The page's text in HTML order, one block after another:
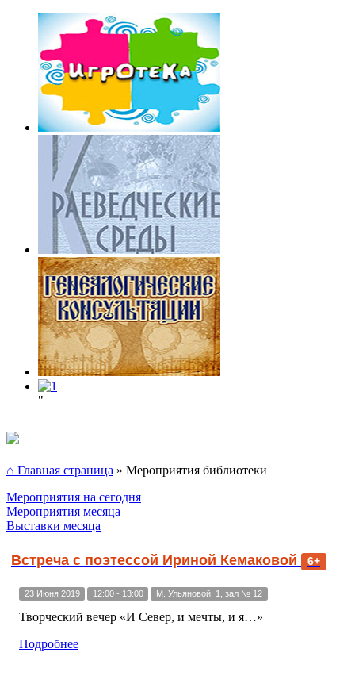
"
⌂ Главная страница » Мероприятия библиотеки
Мероприятия на сегодня
Мероприятия месяца
Выставки месяца
Встреча с поэтессой Ириной Кемаковой 6+
23 Июня 2019 12:00 - 13:00 М. Ульяновой, 1, зал № 12
Творческий вечер «И Север, и мечты, и я…»
Подробнее